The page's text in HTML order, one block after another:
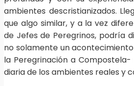
ambientes descristianizados.
que algo similar, y a la vez
de Jefes de Peregrinos, podría
no solamente un
la Peregrinación a
diaria de los ambientes reales y